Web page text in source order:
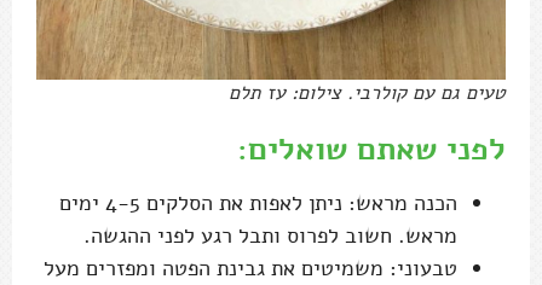
טעים גם עם קולרבי. צילום: עז תלם
לפני שאתם שואלים:
הכנה מראש: ניתן לאפות את הסלקים 4-5 ימים
מראש. חשוב לפרוס ותבל רגע לפני ההגשה.
טבעוני: משמיטים את גבינת הפטה ומפזרים מעל